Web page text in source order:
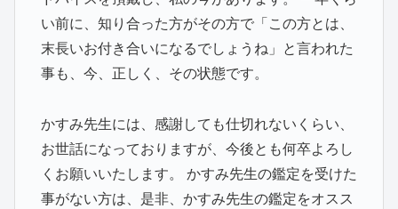
い前に、知り合った方がその方で「この方とは、
末長いお付き合いになるでしょうね」と言われた
事も、今、正しく、その状態です。
かすみ先生には、感謝しても仕切れないくらい、
お世話になっておりますが、今後とも何卒よろし
くお願いいたします。 かすみ先生の鑑定を受けた
事がない方は、是非、かすみ先生の鑑定をオスス